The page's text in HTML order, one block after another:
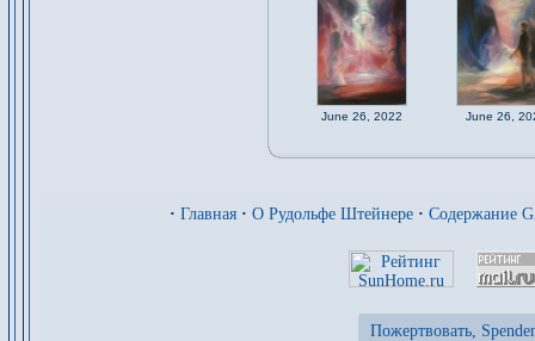
June 26, 2022 June 26,
· Главная · О Рудольфе Штейнере · Содержание
Пожертвовать,